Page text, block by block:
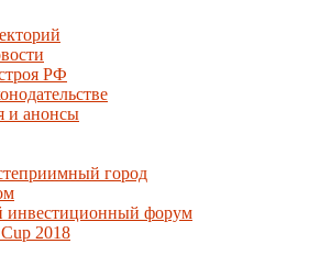
РФ
и анонсы
город
инвестиционный форум
2018